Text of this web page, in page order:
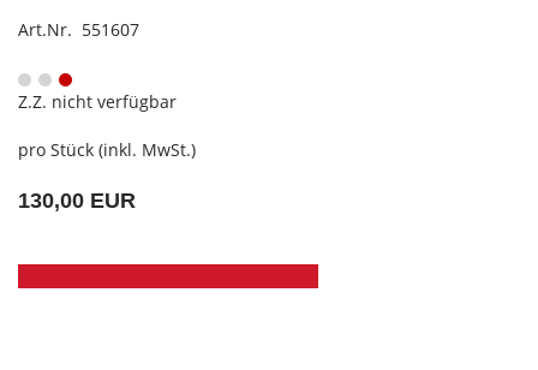
Art.Nr. 551607
Z.Z. nicht verfügbar
pro Stück (inkl. MwSt.)
130,00 EUR